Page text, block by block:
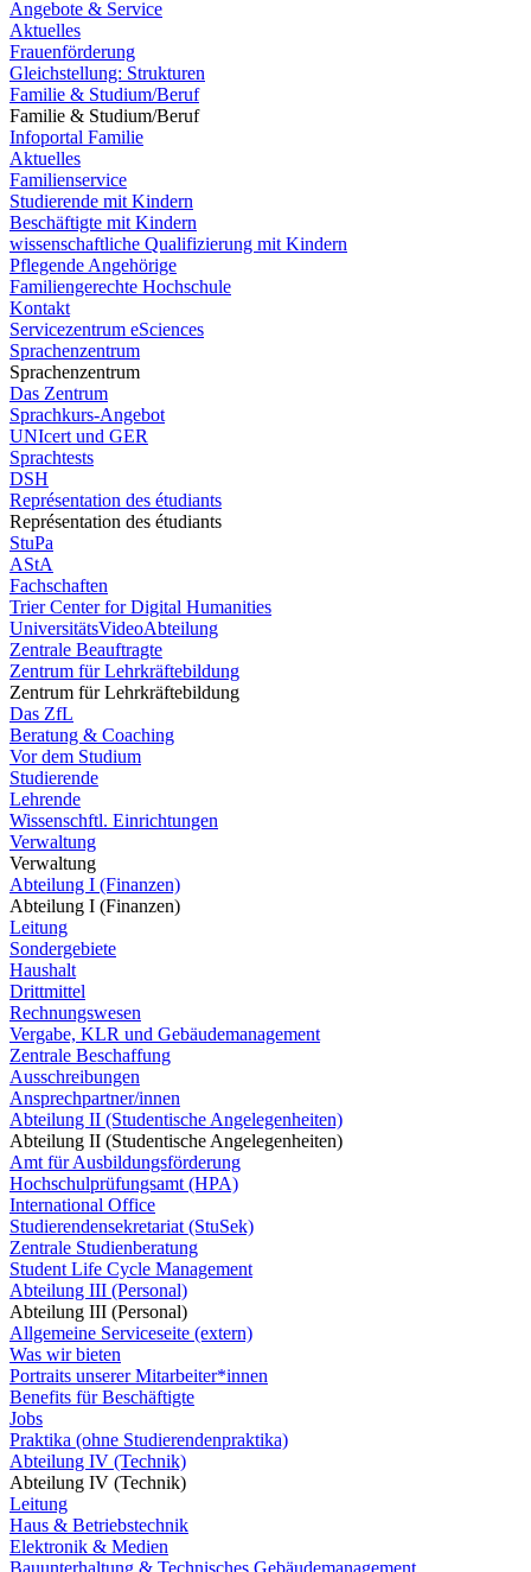
Angebote & Service
Aktuelles
Frauenförderung
Gleichstellung: Strukturen
Familie & Studium/Beruf
Familie & Studium/Beruf
Infoportal Familie
Aktuelles
Familienservice
Studierende mit Kindern
Beschäftigte mit Kindern
wissenschaftliche Qualifizierung mit Kindern
Pflegende Angehörige
Familiengerechte Hochschule
Kontakt
Servicezentrum eSciences
Sprachenzentrum
Sprachenzentrum
Das Zentrum
Sprachkurs-Angebot
UNIcert und GER
Sprachtests
DSH
Représentation des étudiants
Représentation des étudiants
StuPa
AStA
Fachschaften
Trier Center for Digital Humanities
UniversitätsVideoAbteilung
Zentrale Beauftragte
Zentrum für Lehrkräftebildung
Zentrum für Lehrkräftebildung
Das ZfL
Beratung & Coaching
Vor dem Studium
Studierende
Lehrende
Wissenschftl. Einrichtungen
Verwaltung
Verwaltung
Abteilung I (Finanzen)
Abteilung I (Finanzen)
Leitung
Sondergebiete
Haushalt
Drittmittel
Rechnungswesen
Vergabe, KLR und Gebäudemanagement
Zentrale Beschaffung
Ausschreibungen
Ansprechpartner/innen
Abteilung II (Studentische Angelegenheiten)
Abteilung II (Studentische Angelegenheiten)
Amt für Ausbildungsförderung
Hochschulprüfungsamt (HPA)
International Office
Studierendensekretariat (StuSek)
Zentrale Studienberatung
Student Life Cycle Management
Abteilung III (Personal)
Abteilung III (Personal)
Allgemeine Serviceseite (extern)
Was wir bieten
Portraits unserer Mitarbeiter*innen
Benefits für Beschäftigte
Jobs
Praktika (ohne Studierendenpraktika)
Abteilung IV (Technik)
Abteilung IV (Technik)
Leitung
Haus & Betriebstechnik
Elektronik & Medien
Bauunterhaltung & Technisches Gebäudemanagement